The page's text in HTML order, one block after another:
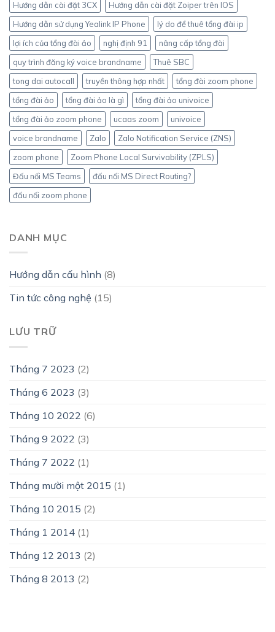
Hướng dẫn cài đặt 3CX
Hướng dẫn cài đặt Zoiper trên IOS
Hướng dẫn sử dụng Yealink IP Phone
lý do để thuê tổng đài ip
lợi ích của tổng đài ảo
nghị định 91
nâng cấp tổng đài
quy trình đăng ký voice brandname
Thuê SBC
tong dai autocall
truyền thông hợp nhất
tổng đài zoom phone
tổng đài ảo
tổng đài ảo là gì
tổng đài ảo univoice
tổng đài ảo zoom phone
ucaas zoom
univoice
voice brandname
Zalo
Zalo Notification Service (ZNS)
zoom phone
Zoom Phone Local Survivability (ZPLS)
Đấu nối MS Teams
đấu nối MS Direct Routing?
đấu nối zoom phone
DANH MỤC
Hướng dẫn cấu hình (8)
Tin tức công nghệ (15)
LƯU TRỮ
Tháng 7 2023 (2)
Tháng 6 2023 (3)
Tháng 10 2022 (6)
Tháng 9 2022 (3)
Tháng 7 2022 (1)
Tháng mười một 2015 (1)
Tháng 10 2015 (2)
Tháng 1 2014 (1)
Tháng 12 2013 (2)
Tháng 8 2013 (2)